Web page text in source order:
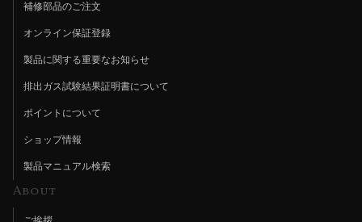
補修部品のご注文
オンライン保証登録
製品に関する重要なお知らせ
排出ガス試験結果証明書について
ポイントについて
ショップ情報
製品マニュアル検索
About